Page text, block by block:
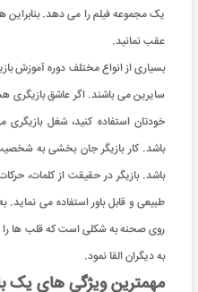
یک مجموعه فیلم را می دهد. بنابراین
عقب نمانید.
بسیاری از انواع مختلف دوره آموزش
سایرین می باشند. اگر عاشق بازیگری
خودتان استفاده کنید، شغل
باشد. کار بازیگر جان بخشی به شخصیت
باشد. بازیگر در حقیقت از کلمات،
طبیعی و قابل باور استفاده می نماید.
روی صحنه به شکلی است که قلب ها
به دیگران القا نمود.
مهمترین ویژگی های یک